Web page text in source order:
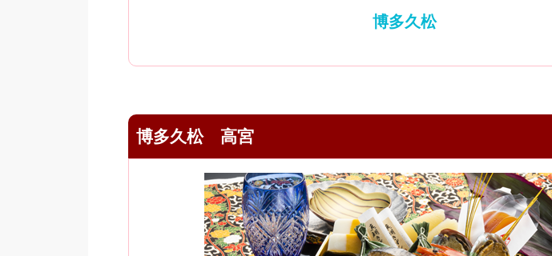
博多久松
博多久松 高宮